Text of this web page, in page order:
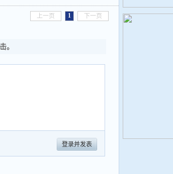
上一页 1 下一页
。
登录并发表